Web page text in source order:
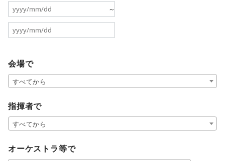
～
会場で
すべてから
指揮者で
すべてから
オーケストラ等で